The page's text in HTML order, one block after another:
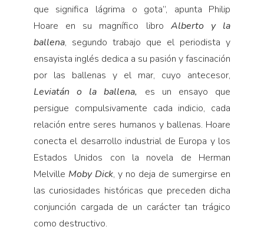
que significa lágrima o gota”, apunta Philip
Hoare en su magnífico libro Alberto y la
ballena, segundo trabajo que el periodista y
ensayista inglés dedica a su pasión y fascinación
por las ballenas y el mar, cuyo antecesor,
Leviatán o la ballena, es un ensayo que
persigue compulsivamente cada indicio, cada
relación entre seres humanos y ballenas. Hoare
conecta el desarrollo industrial de Europa y los
Estados Unidos con la novela de Herman
Melville Moby Dick, y no deja de sumergirse en
las curiosidades históricas que preceden dicha
conjunción cargada de un carácter tan trágico
como destructivo.